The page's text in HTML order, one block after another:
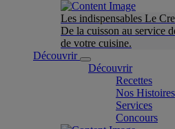
Les indispensables Le
De la cuisson au service
de votre cuisine.
Découvrir
Découvrir
Recettes
Nos Histoires
Services
Concours